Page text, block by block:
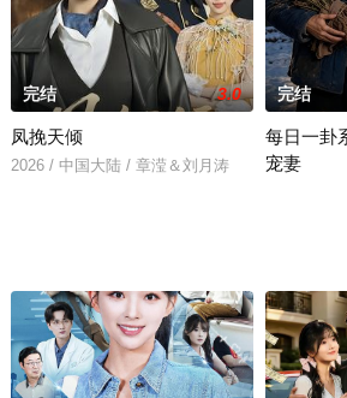
完结 3.0
凤挽天倾
2026 / 中国大陆 / 章滢＆刘月涛
完结
每日一卦
宠妻